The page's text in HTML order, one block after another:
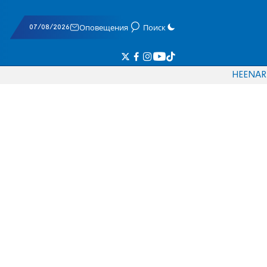
07/08/2026 Оповещения Поиск
HEENAR